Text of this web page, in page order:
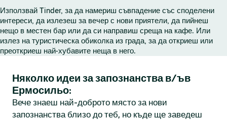
Използвай Tinder, за да намериш съвпадение със споделени
интереси, да излезеш за вечер с нови приятели, да пийнеш
нещо в местен бар или да си направиш среща на кафе. Или
излез на туристическа обиколка из града, за да откриеш или
преоткриеш най-хубавите неща в него.
Няколко идеи за запознанства в/ъв
Ермосильо:
Вече знаеш най-доброто място за нови
запознанства близо до теб, но къде ще заведеш